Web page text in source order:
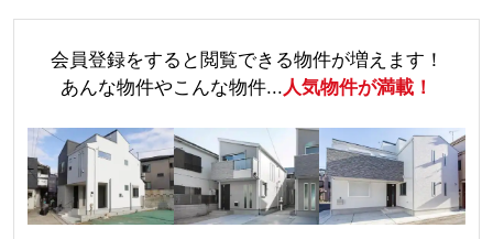
会員登録をすると閲覧できる物件が増えます！
あんな物件やこんな物件...人気物件が満載！